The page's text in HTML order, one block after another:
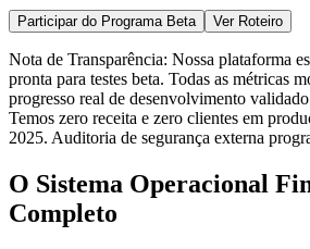
Participar do Programa Beta Ver Roteiro
Nota de Transparência: Nossa plataforma
pronta para testes beta. Todas as métricas
progresso real de desenvolvimento
Temos zero receita e zero clientes em
2025. Auditoria de segurança externa
O Sistema Operacional
Completo